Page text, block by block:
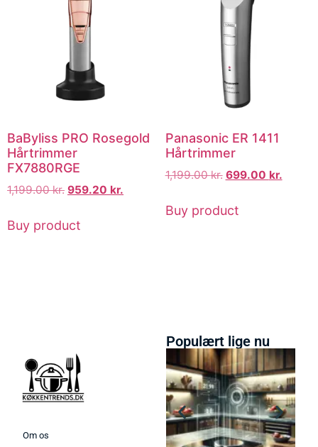
BaByliss PRO Rosegold
Hårtrimmer
FX7880RGE
1,199.00kr. 959.20 kr.
Buy product
Panasonic ER 1411
Hårtrimmer
1,199.00kr. 699.00 kr.
Buy product
Om os
Populært lige nu